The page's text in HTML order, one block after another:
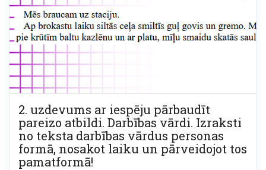
2. uzdevums ar iespēju pārbaudīt
pareizo atbildi. Darbības vārdi. Izraksti
no teksta darbības vārdus personas
formā, nosakot laiku un pārveidojot tos
pamatformā!